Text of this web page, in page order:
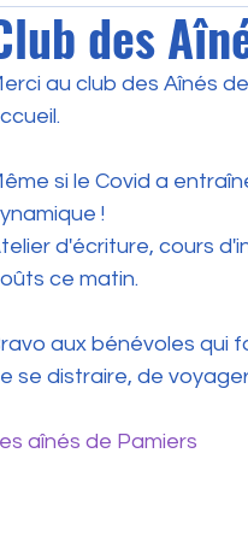
des
au club des Aînés
si le Covid a
!
d'écriture, cours
ce matin.
aux bénévoles qui
se distraire, de
aînés de Pamiers